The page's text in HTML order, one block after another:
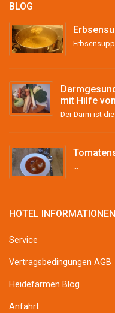
BLOG
mit Hilfe
...
HOTEL INFORMATIONEN
Service
Vertragsbedingungen AGB
Heidefarmen Blog
Anfahrt